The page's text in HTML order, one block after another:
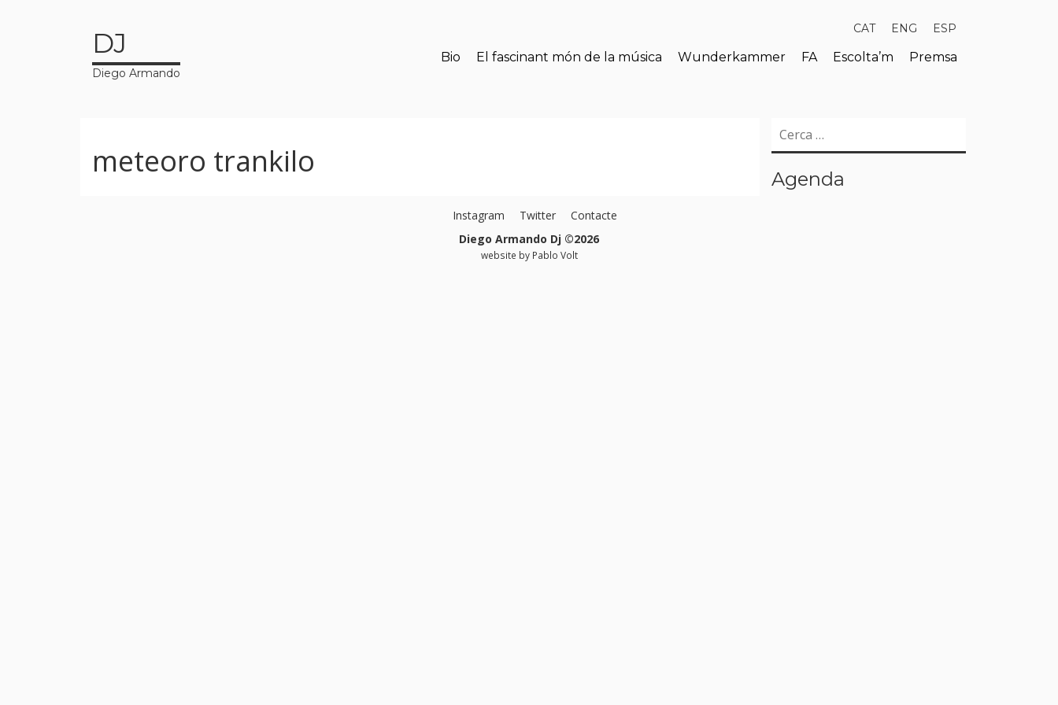
CAT ENG ESP
DJ
Diego Armando
Bio El fascinant món de la música Wunderkammer FA Escolta’m Premsa
meteoro trankilo
Cerca:
Agenda
Instagram Twitter
Contacte
Diego Armando Dj ©2026
website by Pablo Volt